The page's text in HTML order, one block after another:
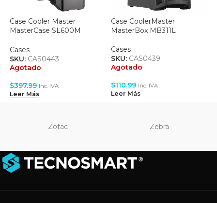
Case Cooler Master
MasterCase SL600M
Cases
SKU: CAS0443
Agotado
$397.99 Inc. IVA
Leer Más
Case CoolerMaster
MasterBox MB311L
Cases
SKU: CAS0439
Agotado
$110.99 Inc. IVA
Leer Más
Zotac Zebra